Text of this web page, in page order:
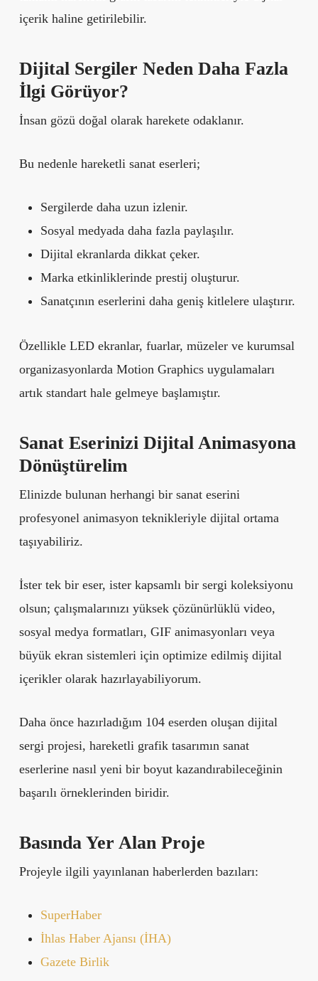
içerik haline getirilebilir.
Dijital Sergiler Neden Daha Fazla
İlgi Görüyor?
İnsan gözü doğal olarak harekete odaklanır.
Bu nedenle hareketli sanat eserleri;
Sergilerde daha uzun izlenir.
Sosyal medyada daha fazla paylaşılır.
Dijital ekranlarda dikkat çeker.
Marka etkinliklerinde prestij oluşturur.
Sanatçının eserlerini daha geniş kitlelere ulaştırır.
Özellikle LED ekranlar, fuarlar, müzeler ve kurumsal
organizasyonlarda Motion Graphics uygulamaları
artık standart hale gelmeye başlamıştır.
Sanat Eserinizi Dijital Animasyona
Dönüştürelim
Elinizde bulunan herhangi bir sanat eserini
profesyonel animasyon teknikleriyle dijital ortama
taşıyabiliriz.
İster tek bir eser, ister kapsamlı bir sergi koleksiyonu
olsun; çalışmalarınızı yüksek çözünürlüklü video,
sosyal medya formatları, GIF animasyonları veya
büyük ekran sistemleri için optimize edilmiş dijital
içerikler olarak hazırlayabiliyorum.
Daha önce hazırladığım 104 eserden oluşan dijital
sergi projesi, hareketli grafik tasarımın sanat
eserlerine nasıl yeni bir boyut kazandırabileceğinin
başarılı örneklerinden biridir.
Basında Yer Alan Proje
Projeyle ilgili yayınlanan haberlerden bazıları:
SuperHaber
İhlas Haber Ajansı (İHA)
Gazete Birlik